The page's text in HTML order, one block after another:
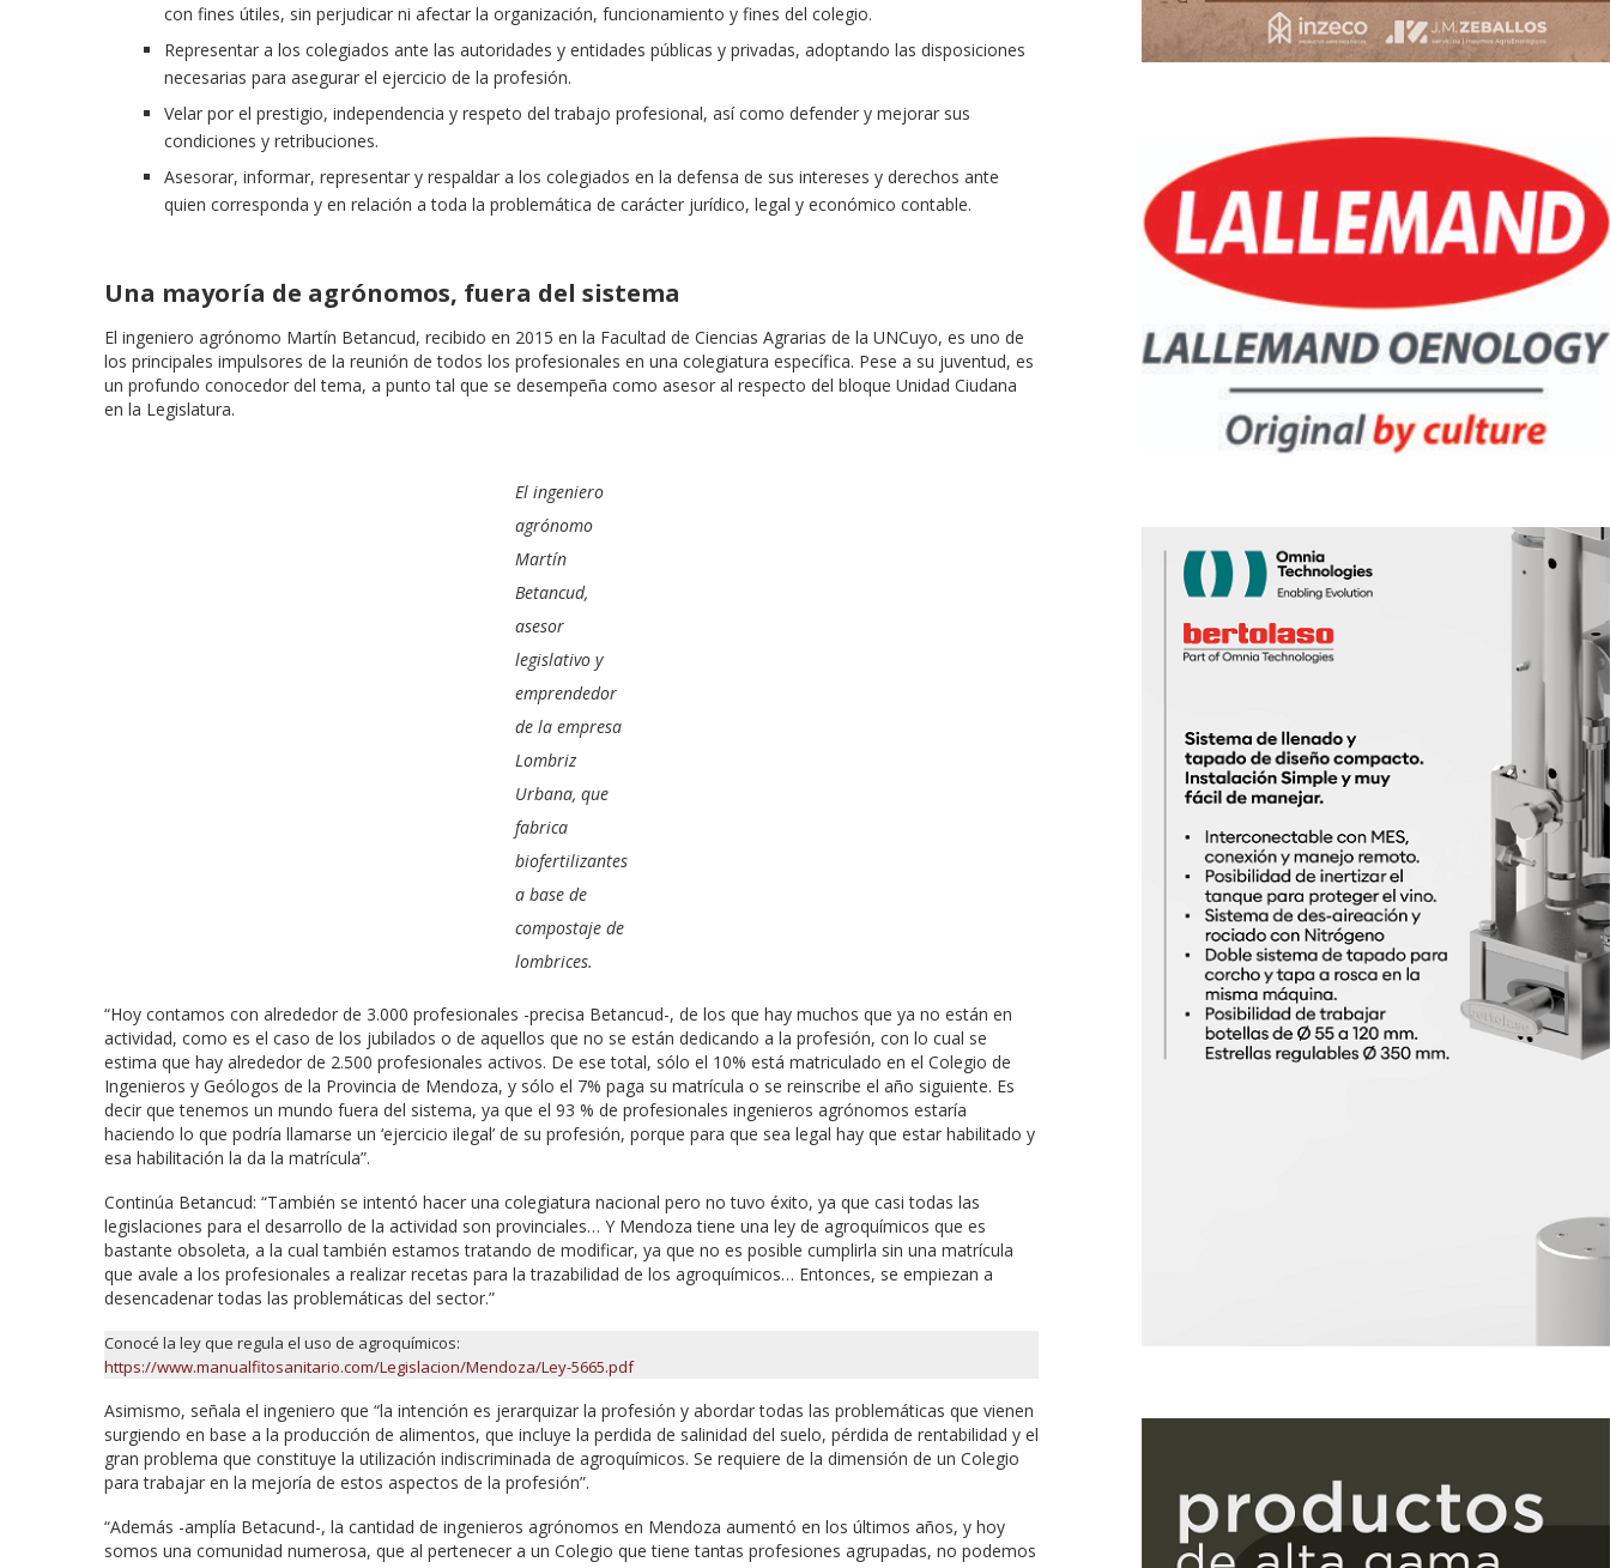
con fines útiles, sin perjudicar ni afectar la organización, funcionamiento y fines del colegio.
Representar a los colegiados ante las autoridades y entidades públicas y privadas, adoptando las disposiciones
necesarias para asegurar el ejercicio de la profesión.
Velar por el prestigio, independencia y respeto del trabajo profesional, así como defender y mejorar sus
condiciones y retribuciones.
Asesorar, informar, representar y respaldar a los colegiados en la defensa de sus intereses y derechos ante
quien corresponda y en relación a toda la problemática de carácter jurídico, legal y económico contable.
Una mayoría de agrónomos, fuera del sistema
El ingeniero agrónomo Martín Betancud, recibido en 2015 en la Facultad de Ciencias Agrarias de la UNCuyo, es uno de
los principales impulsores de la reunión de todos los profesionales en una colegiatura específica. Pese a su juventud, es
un profundo conocedor del tema, a punto tal que se desempeña como asesor al respecto del bloque Unidad Ciudana
en la Legislatura.
El ingeniero
agrónomo
Martín
Betancud,
asesor
legislativo y
emprendedor
de la empresa
Lombriz
Urbana, que
fabrica
biofertilizantes
a base de
compostaje de
lombrices.
“Hoy contamos con alrededor de 3.000 profesionales -precisa Betancud-, de los que hay muchos que ya no están en
actividad, como es el caso de los jubilados o de aquellos que no se están dedicando a la profesión, con lo cual se
estima que hay alrededor de 2.500 profesionales activos. De ese total, sólo el 10% está matriculado en el Colegio de
Ingenieros y Geólogos de la Provincia de Mendoza, y sólo el 7% paga su matrícula o se reinscribe el año siguiente. Es
decir que tenemos un mundo fuera del sistema, ya que el 93 % de profesionales ingenieros agrónomos estaría
haciendo lo que podría llamarse un ‘ejercicio ilegal’ de su profesión, porque para que sea legal hay que estar habilitado y
esa habilitación la da la matrícula”.
Continúa Betancud: “También se intentó hacer una colegiatura nacional pero no tuvo éxito, ya que casi todas las
legislaciones para el desarrollo de la actividad son provinciales… Y Mendoza tiene una ley de agroquímicos que es
bastante obsoleta, a la cual también estamos tratando de modificar, ya que no es posible cumplirla sin una matrícula
que avale a los profesionales a realizar recetas para la trazabilidad de los agroquímicos… Entonces, se empiezan a
desencadenar todas las problemáticas del sector.”
Conocé la ley que regula el uso de agroquímicos:
https://www.manualfitosanitario.com/Legislacion/Mendoza/Ley-5665.pdf
Asimismo, señala el ingeniero que “la intención es jerarquizar la profesión y abordar todas las problemáticas que vienen
surgiendo en base a la producción de alimentos, que incluye la perdida de salinidad del suelo, pérdida de rentabilidad y el
gran problema que constituye la utilización indiscriminada de agroquímicos. Se requiere de la dimensión de un Colegio
para trabajar en la mejoría de estos aspectos de la profesión”.
“Además -amplía Betacund-, la cantidad de ingenieros agrónomos en Mendoza aumentó en los últimos años, y hoy
somos una comunidad numerosa, que al pertenecer a un Colegio que tiene tantas profesiones agrupadas, no podemos